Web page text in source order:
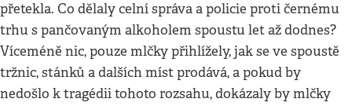
přetekla. Co dělaly celní správa a policie proti černému
trhu s pančovaným alkoholem spoustu let až dodnes?
Víceméně nic, pouze mlčky přihlížely, jak se ve spoustě
tržnic, stánků a dalších míst prodává, a pokud by
nedošlo k tragédii tohoto rozsahu, dokázaly by mlčky